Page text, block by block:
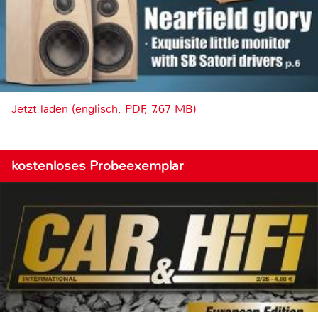
Jetzt laden (englisch, PDF, 7.67 MB)
kostenloses Probeexemplar